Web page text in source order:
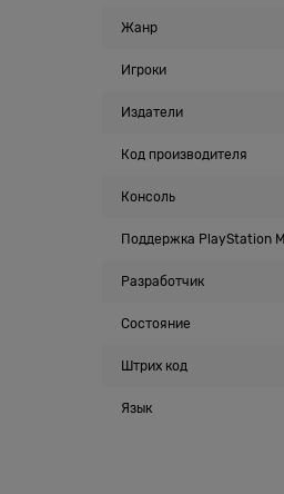
Жанр
Игроки
Издатели
Код производителя
Консоль
Поддержка PlayStation
Разработчик
Состояние
Штрих код
Язык